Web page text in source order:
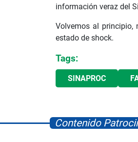
información veraz del
Volvemos al principio,
estado de shock.
Tags:
SINAPROC
Contenido